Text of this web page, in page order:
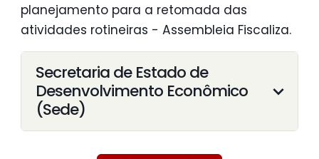
planejamento para a retomada das
atividades rotineiras - Assembleia Fiscaliza.
Secretaria de Estado de
Desenvolvimento Econômico
(Sede)